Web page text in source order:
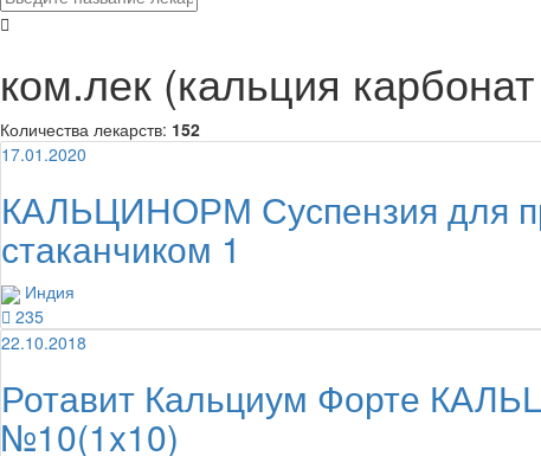
ком.лек (кальция
Количества лекарств: 152
17.01.2020
КАЛЬЦИНОРМ Суспензия для
стаканчиком 1
Индия
235
22.10.2018
Ротавит Кальциум Форте
№10(1x10)